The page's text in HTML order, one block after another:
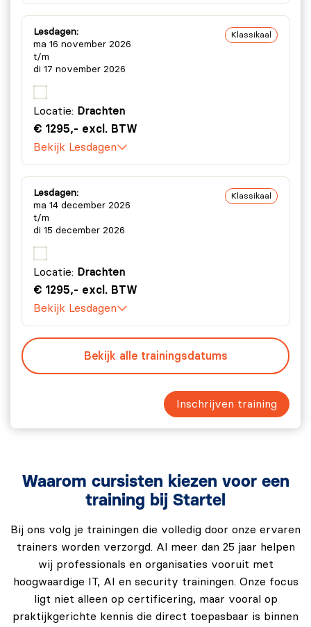
Lesdagen:
ma 16 november 2026
t/m
di 17 november 2026
Klassikaal
Locatie: Drachten
€ 1295,- excl. BTW
Bekijk Lesdagen
Lesdagen:
ma 14 december 2026
t/m
di 15 december 2026
Klassikaal
Locatie: Drachten
€ 1295,- excl. BTW
Bekijk Lesdagen
Bekijk alle trainingsdatums
Inschrijven training
Waarom cursisten kiezen voor een
training bij Startel
Bij ons volg je trainingen die volledig door onze ervaren
trainers worden verzorgd. Al meer dan 25 jaar helpen
wij professionals en organisaties vooruit met
hoogwaardige IT, AI en security trainingen. Onze focus
ligt niet alleen op certificering, maar vooral op
praktijkgerichte kennis die direct toepasbaar is binnen